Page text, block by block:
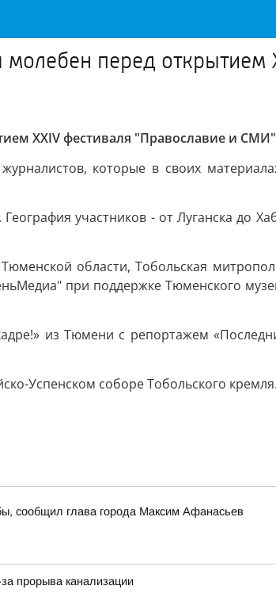
перед открытием
ХХIV фестиваля "Православие и СМИ"
которые в своих
участников - от Луганска до
области, Тобольская
при поддержке Тюменского
из Тюмени с репортажем
Успенском соборе Тобольского
сообщил глава города Максим Афанасьев
прорыва канализации